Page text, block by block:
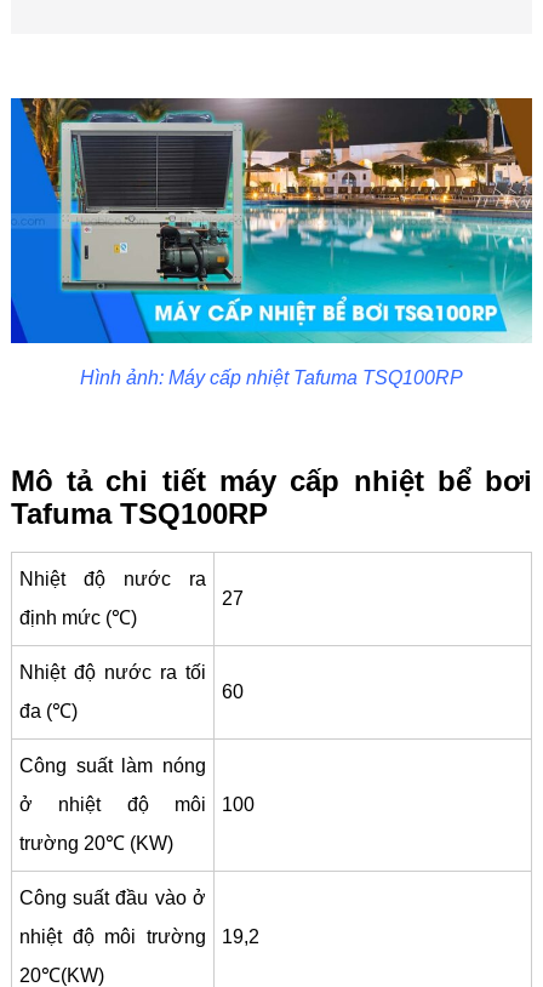
Hình ảnh: Máy cấp nhiệt Tafuma TSQ100RP
Mô tả chi tiết máy cấp nhiệt bể bơi
Tafuma TSQ100RP
Nhiệt độ nước ra
định mức (℃)
27
Nhiệt độ nước ra tối
đa (℃)
60
Công suất làm nóng
ở nhiệt độ môi
trường 20℃ (KW)
100
Công suất đầu vào ở
nhiệt độ môi trường
20℃(KW)
19,2